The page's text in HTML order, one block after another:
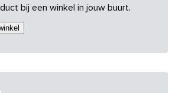
bij een winkel in jouw buurt.